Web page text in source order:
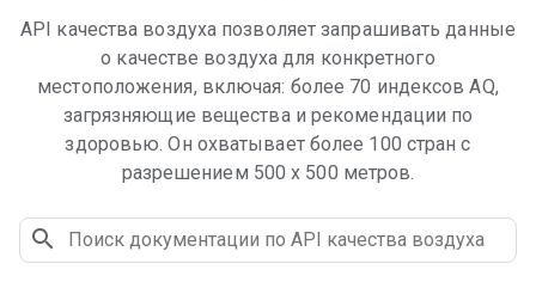
API качества воздуха позволяет запрашивать данные
о качестве воздуха для конкретного
местоположения, включая: более 70 индексов AQ,
загрязняющие вещества и рекомендации по
здоровью. Он охватывает более 100 стран с
разрешением 500 х 500 метров.